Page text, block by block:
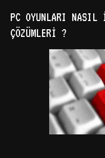
PC OYUNLARI
ÇÖZÜMLERI ?